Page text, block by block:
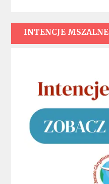
INTENCJE MSZALNE